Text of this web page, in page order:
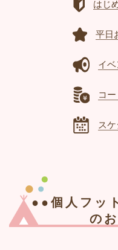
はじ
平日
イ
コ
ス
●●個人フッ
の